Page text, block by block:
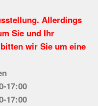
Allerdings
Sie und Ihr
wir Sie um eine
17:00
17:00